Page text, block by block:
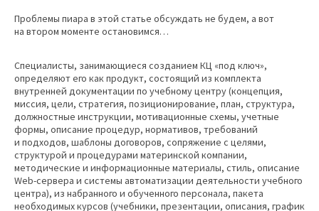
Проблемы пиара в этой статье обсуждать не будем, а вот
на втором моменте остановимся…
Специалисты, занимающиеся созданием КЦ «под ключ»,
определяют его как продукт, состоящий из комплекта
внутренней документации по учебному центру (концепция,
миссия, цели, стратегия, позиционирование, план, структура,
должностные инструкции, мотивационные схемы, учетные
формы, описание процедур, нормативов, требований
и подходов, шаблоны договоров, сопряжение с целями,
структурой и процедурами материнской компании,
методические и информационные материалы, стиль, описание
Web-сервера и системы автоматизации деятельности учебного
центра), из набранного и обученного персонала, пакета
необходимых курсов (учебники, презентации, описания, график